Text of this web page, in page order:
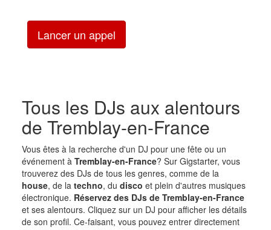
Lancer un appel
Tous les DJs aux alentours
de Tremblay-en-France
Vous êtes à la recherche d'un DJ pour une fête ou un
événement à Tremblay-en-France? Sur Gigstarter, vous
trouverez des DJs de tous les genres, comme de la
house, de la techno, du disco et plein d'autres musiques
électronique. Réservez des DJs de Tremblay-en-France
et ses alentours. Cliquez sur un DJ pour afficher les détails
de son profil. Ce-faisant, vous pouvez entrer directement